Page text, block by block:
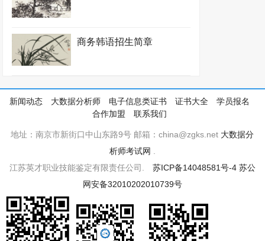
商务韩语招生简章
新闻动态 大数据分析师 电子信息类证书 证书大全
学员报名
合作加盟
联系我们
地址：南京市新街口中山东路9号 邮箱：china@zgks.net 大数据分
析师考试网
江苏英才职业技能鉴定有限责任公司. 苏ICP备14048581号-4 苏公
网安备32010202010739号